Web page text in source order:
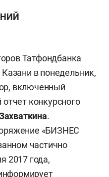
Татфондбанка
в понедельник,
включенный
конкурсного
.
«БИЗНЕС
частично
2017 года,